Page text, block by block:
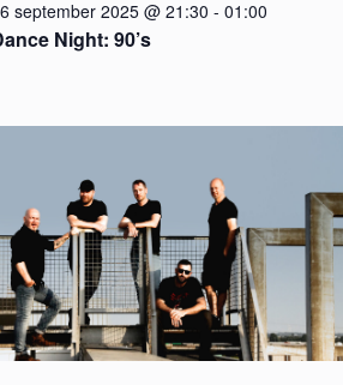
Night: 90’s
september 2025 @ 21:30 - 01:00